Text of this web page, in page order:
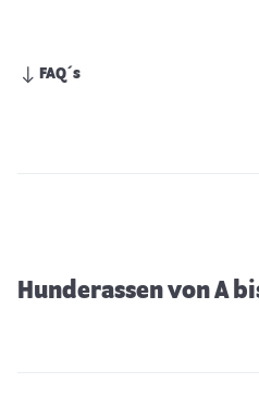
FAQ´s
Hunderassen von A